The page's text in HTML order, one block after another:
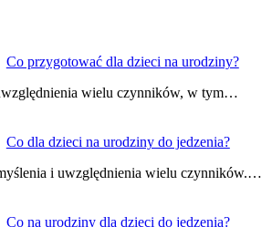
Co przygotować dla dzieci na urodziny?
wielu czynników, w tym…
Co dla dzieci na urodziny do jedzenia?
i uwzględnienia wielu czynników.…
Co na urodziny dla dzieci do jedzenia?